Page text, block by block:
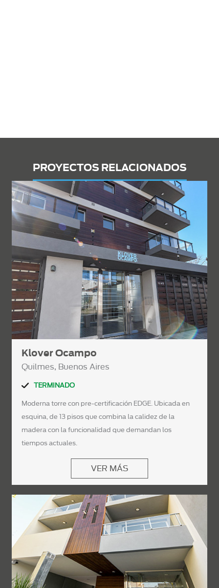
PROYECTOS RELACIONADOS
Klover Ocampo
Quilmes, Buenos Aires
TERMINADO
Moderna torre con pre-certificación EDGE. Ubicada en
esquina, de 13 pisos que combina la calidez de la
madera con la funcionalidad que demandan los
tiempos actuales.
VER MÁS